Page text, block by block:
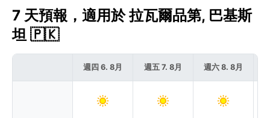
7 天預報，適用於 拉瓦爾品第, 巴基斯
坦 🇵🇰
週四 6. 8月 週五 7. 8月 週六 8. 8月